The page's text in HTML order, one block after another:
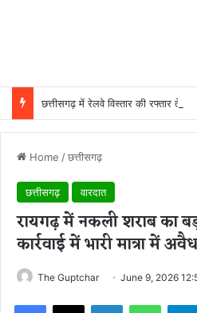
Home /छत्तीसगढ़
छत्तीसगढ़ वारदात
रायगढ़ में नकली शराब का
कार्रवाई में भारी मात्रा में
The Guptchar June 9, 2026